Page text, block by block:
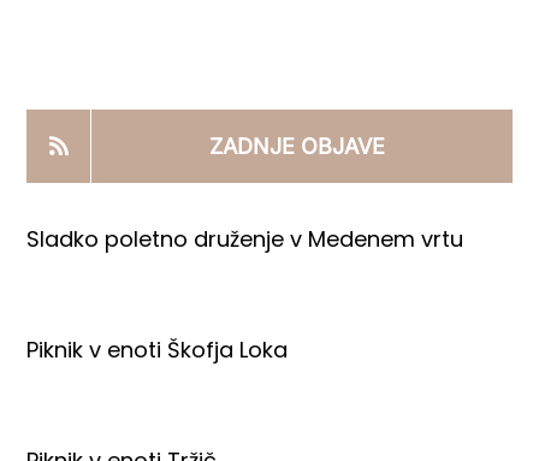
PRODAJNI IZDELKI
AKTUALNO
ZADNJE OBJAVE
Sladko poletno druženje v Medenem vrtu
Piknik v enoti Škofja Loka